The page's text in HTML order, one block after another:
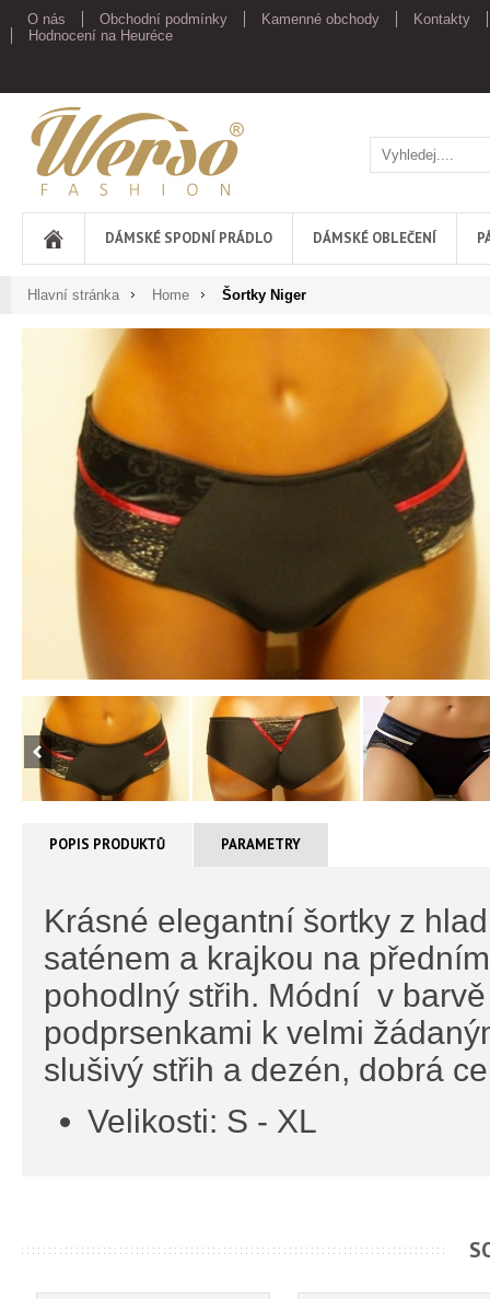
O nás Obchodní podmínky Kamenné obchody
Kontakty
Hodnocení na Heuréce
Werso
DÁMSKÉ SPODNÍ PRÁDLO DÁMSKÉ OBLEČENÍ
Hlavní stránka Home Šortky Niger
POPIS PRODUKTŮ PARAMETRY
Krásné elegantní šortky z
saténem a krajkou na
pohodlný střih. Módní v
podprsenkami k velmi
slušivý střih a dezén, dobrá
Velikosti: S - XL